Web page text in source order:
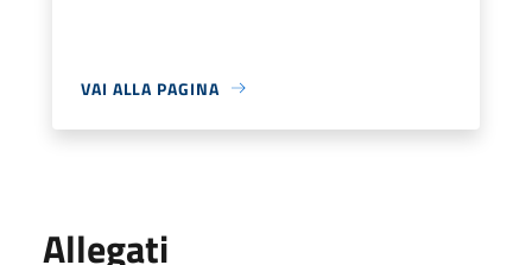
VAI ALLA PAGINA
Allegati